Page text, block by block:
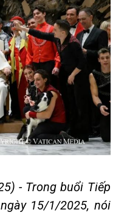
- Trong buổi Tiếp
15/1/2025, nói